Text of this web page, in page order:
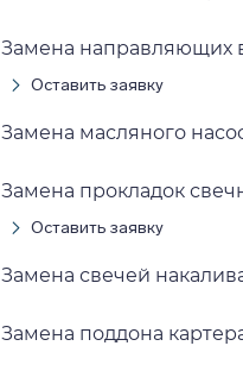
Замена направляющих
Оставить заявку
Замена масляного
Замена прокладок
Оставить заявку
Замена свечей
Замена поддона